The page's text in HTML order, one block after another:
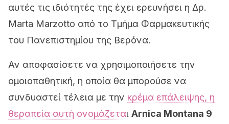
αυτές τις ιδιότητές της έχει ερευνήσει η Δρ.
Marta Marzotto από το Τμήμα Φαρμακευτικής
του Πανεπιστημίου της Βερόνα.
Αν αποφασίσετε να χρησιμοποιήσετε την
ομοιοπαθητική, η οποία θα μπορούσε να
συνδυαστεί τέλεια με την κρέμα επάλειψης, η
θεραπεία αυτή ονομάζεται Arnica Montana 9